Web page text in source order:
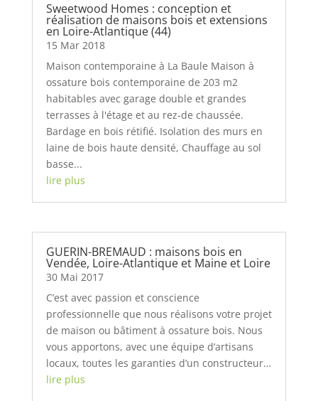
Sweetwood Homes : conception et
réalisation de maisons bois et extensions
en Loire-Atlantique (44)
15 Mar 2018
Maison contemporaine à La Baule Maison à
ossature bois contemporaine de 203 m2
habitables avec garage double et grandes
terrasses à l'étage et au rez-de chaussée.
Bardage en bois rétifié. Isolation des murs en
laine de bois haute densité, Chauffage au sol
basse...
lire plus
GUERIN-BREMAUD : maisons bois en
Vendée, Loire-Atlantique et Maine et Loire
30 Mai 2017
C’est avec passion et conscience
professionnelle que nous réalisons votre projet
de maison ou bâtiment à ossature bois. Nous
vous apportons, avec une équipe d’artisans
locaux, toutes les garanties d’un constructeur…
lire plus